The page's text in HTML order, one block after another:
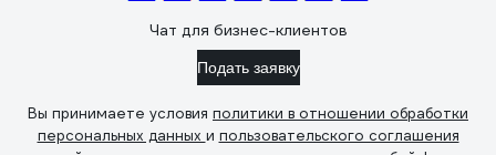
Чат для бизнес-клиентов
Подать заявку
Вы принимаете условия политики в отношении обработки
персональных данных и пользовательского соглашения